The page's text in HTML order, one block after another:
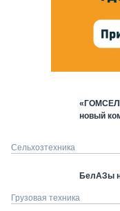
новый
Сельхозтехника
БелАЗы
Грузовая техника